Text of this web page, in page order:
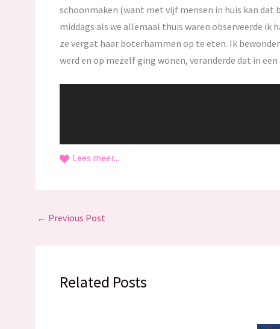
schoonmaken (want met vijf mensen in huis kan dat
middags als we allemaal thuis waren observeerde ik
ze vergat haar boterhammen op te eten. Ik
werd en op mezelf ging wonen, veranderde dat in een
Lees meer...
← Previous Post
Related Posts